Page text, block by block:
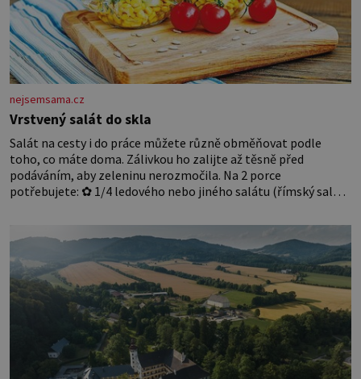
nejsemsama.cz
Vrstvený salát do skla
Salát na cesty i do práce můžete různě obměňovat podle
toho, co máte doma. Zálivkou ho zalijte až těsně před
podáváním, aby zeleninu nerozmočila. Na 2 porce
potřebujete: ✿ 1/4 ledového nebo jiného salátu (římský salát,
rajčata Zálivka: ✿ 4 lžíce olivového oleje ✿ 1 lžíci citronové
šťávy ✿ ½ stroužku